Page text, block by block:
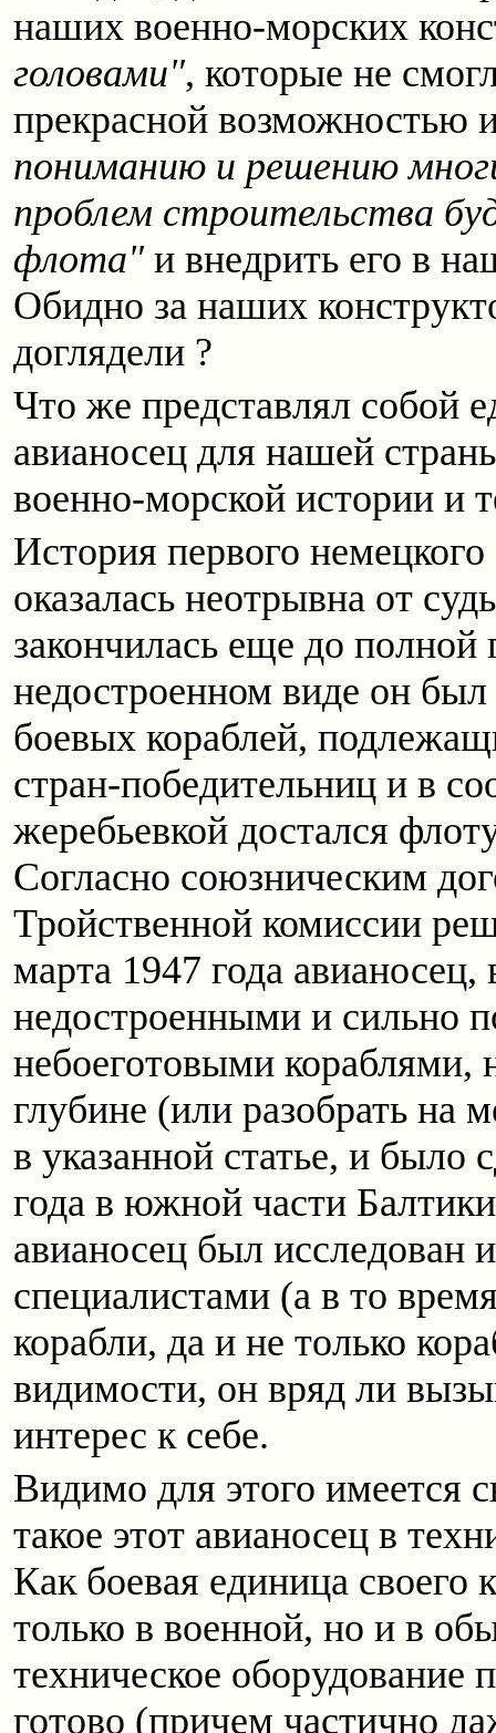
наших военно-морских
головами", которые не
прекрасной возможностью
пониманию и решению
проблем строительства
флота" и внедрить его в
Обидно за наших
доглядели ?
Что же представлял собой
авианосец для нашей
военно-морской истории и
История первого
оказалась неотрывна от
закончилась еще до полной
недостроенном виде он
боевых кораблей,
стран-победительниц и в
жеребьевкой достался
Согласно союзническим
Тройственной комиссии
марта 1947 года
недостроенными и сильно
небоеготовыми кораблями,
глубине (или разобрать на
в указанной статье, и было
года в южной части
авианосец был исследован
специалистами (а в то
корабли, да и не только
видимости, он вряд ли
интерес к себе.
Видимо для этого имеется
такое этот авианосец в
Как боевая единица своего
только в военной, но и в
техническое
готово (причем частично